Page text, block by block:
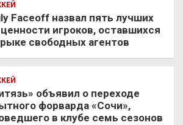
Faceoff назвал пять лучших
игроков, оставшихся
свободных агентов
объявил о переходе
форварда «Сочи»,
в клубе семь сезонов